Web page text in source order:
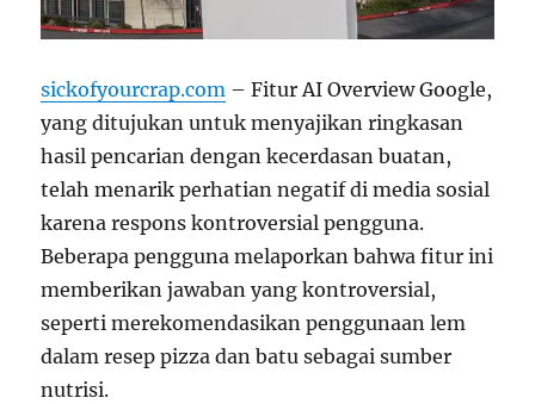
sickofyourcrap.com – Fitur AI Overview Google,
yang ditujukan untuk menyajikan ringkasan
hasil pencarian dengan kecerdasan buatan,
telah menarik perhatian negatif di media sosial
karena respons kontroversial pengguna.
Beberapa pengguna melaporkan bahwa fitur ini
memberikan jawaban yang kontroversial,
seperti merekomendasikan penggunaan lem
dalam resep pizza dan batu sebagai sumber
nutrisi.